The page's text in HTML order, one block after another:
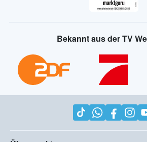
Bekannt aus der TV